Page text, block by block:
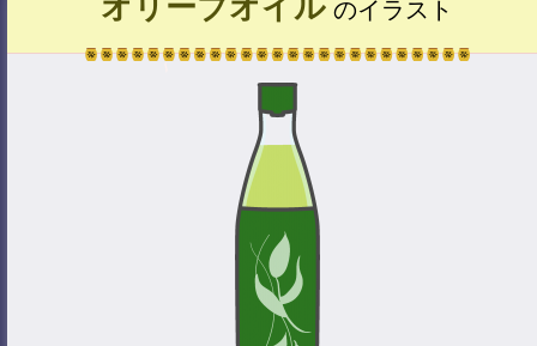
オリーブオイル のイラスト